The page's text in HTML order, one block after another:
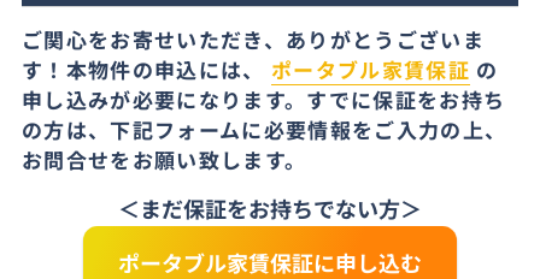
ご関心をお寄せいただき、ありがとうございま
す！本物件の申込には、 ポータブル家賃保証 の
申し込みが必要になります。すでに保証をお持ち
の方は、下記フォームに必要情報をご入力の上、
お問合せをお願い致します。
＜まだ保証をお持ちでない方＞
ポータブル家賃保証に申し込む